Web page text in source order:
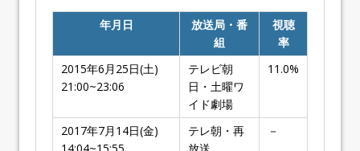
年月日
放送局・番
組
視聴
率
2015年6月25日(土)
21:00~23:06
テレビ朝
日・土曜ワ
イド劇場
11.0%
2017年7月14日(金)
14:04~15:55
テレ朝・再
放送
－